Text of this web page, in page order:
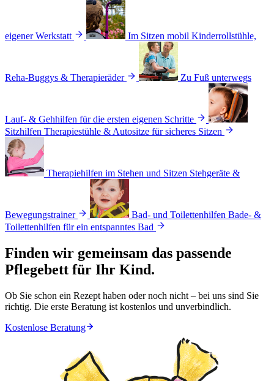
eigener Werkstatt Im Sitzen mobil Kinderrollstühle,
Reha-Buggys & Therapieräder Zu Fuß unterwegs
Lauf- & Gehhilfen für die ersten eigenen Schritte
Sitzhilfen Therapiestühle & Autositze für sicheres Sitzen
Therapiehilfen im Stehen und Sitzen Stehgeräte &
Bewegungstrainer Bad- und Toilettenhilfen Bade- &
Toilettenhilfen für ein entspanntes Bad
Finden wir gemeinsam das passende
Pflegebett für Ihr Kind.
Ob Sie schon ein Rezept haben oder noch nicht – bei uns sind Sie
richtig. Die erste Beratung ist kostenlos und unverbindlich.
Kostenlose Beratung